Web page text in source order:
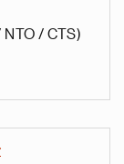
NTO / CTS)